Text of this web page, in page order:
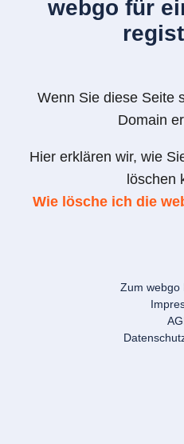
webgo für
Wenn Sie diese Seite
Domain
Hier erklären wir, wie
löschen
Wie lösche ich die
Zum webgo